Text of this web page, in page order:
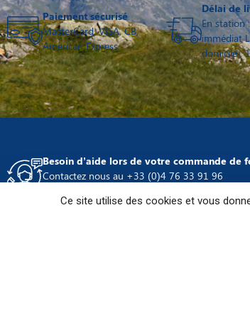
Paiement sécurisé
MasterCard, VISA, CB,
American Express
Délai de
En station
immédiat
domicile :
Besoin d’aide lors de votre commande de
Contactez nous au +33 (0)4 76 33 91 96
Ce site utilise des cookies et vous